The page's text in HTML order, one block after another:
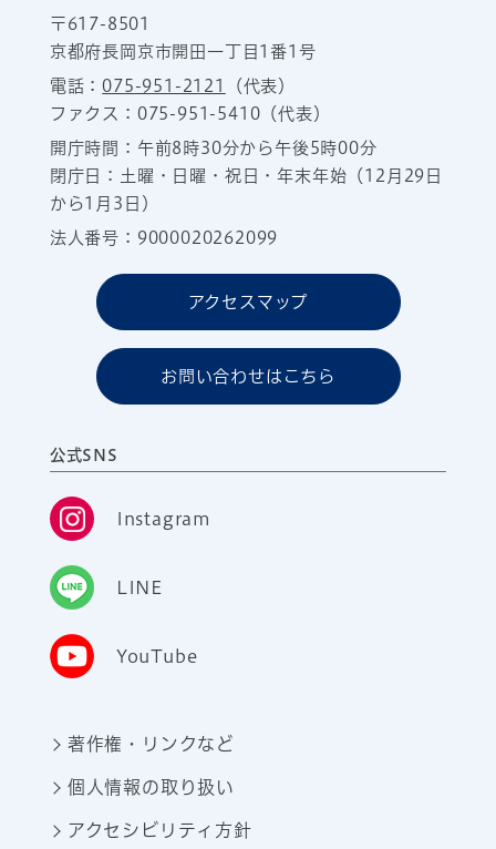
〒617-8501
京都府長岡京市開田一丁目1番1号
電話：075-951-2121
（代表）
ファクス：075-951-5410（代表）
開庁時間：午前8時30分から午後5時00分
閉庁日：土曜・日曜・祝日・年末年始（12月29日
から1月3日）
法人番号：9000020262099
アクセスマップ
お問い合わせはこちら
公式SNS
Instagram
LINE
YouTube
著作権・リンクなど
個人情報の取り扱い
アクセシビリティ方針